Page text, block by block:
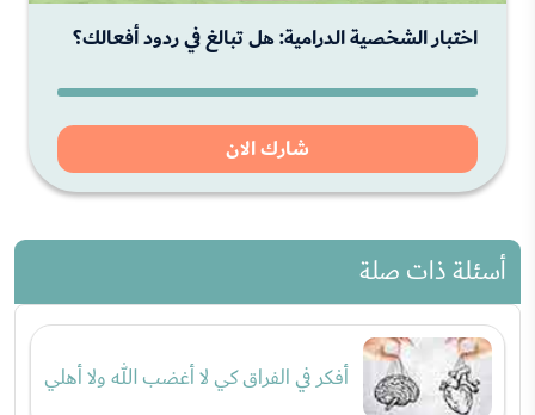
اختبار الشخصية الدرامية: هل تبالغ في ردود أفعالك؟
شارك الان
أسئلة ذات صلة
أفكر في الفراق كي لا أغضب الله ولا أهلي